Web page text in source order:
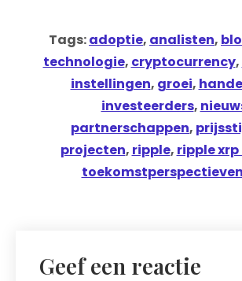
Tags:adoptie, analisten,
technologie, cryptocurrency,
instellingen, groei,
investeerders,
partnerschappen,
projecten, ripple, ripple
toekomstperspectieven
Geef een reactie